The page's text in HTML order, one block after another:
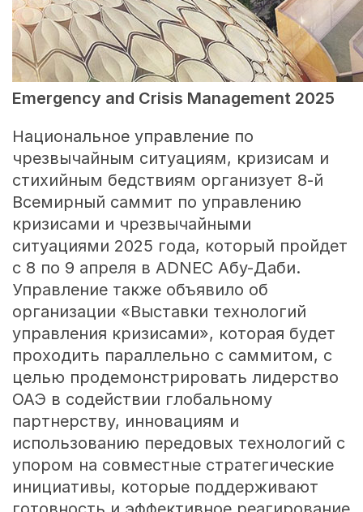
Emergency and Crisis Management 2025
Национальное управление по
чрезвычайным ситуациям, кризисам и
стихийным бедствиям организует 8-й
Всемирный саммит по управлению
кризисами и чрезвычайными
ситуациями 2025 года, который пройдет
с 8 по 9 апреля в ADNEC Абу-Даби.
Управление также объявило об
организации «Выставки технологий
управления кризисами», которая будет
проходить параллельно с саммитом, с
целью продемонстрировать лидерство
ОАЭ в содействии глобальному
партнерству, инновациям и
использованию передовых технологий с
упором на совместные стратегические
инициативы, которые поддерживают